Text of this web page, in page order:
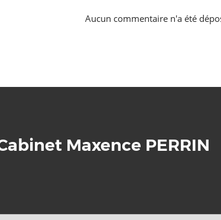
Aucun commentaire n'a été
Maxence PERRIN